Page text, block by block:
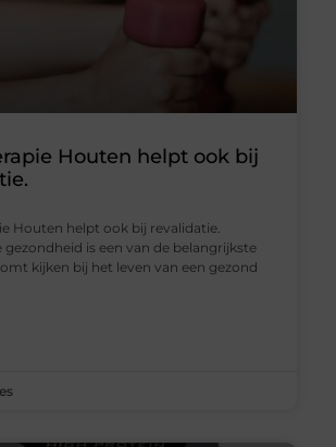
Houten helpt ook bij
Houten helpt ook bij revalidatie.
gezondheid is een van de belangrijkste
kijken bij het leven van een gezond